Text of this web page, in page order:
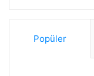
Popüler